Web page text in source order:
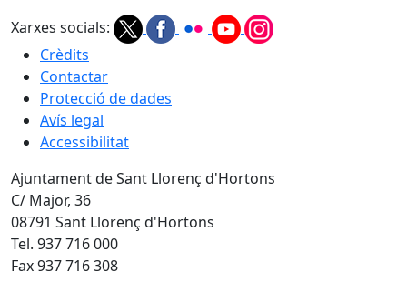
Xarxes socials:
Crèdits
Contactar
Protecció de dades
Avís legal
Accessibilitat
Ajuntament de Sant Llorenç d'Hortons
C/ Major, 36
08791 Sant Llorenç d'Hortons
Tel. 937 716 000
Fax 937 716 308